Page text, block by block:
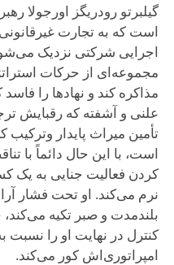
گیلبرتو رودریگز اورجولا
است که به تجارت
اجرایی شرکتی نزدیک
مجموعه‌ای از حرکات
مذاکره کند و نهادها را
علنی و آشفته که رقبایش
تأمین میراث پایدار
است، با این حال دائماً با
کردن فعالیت جنایی به یک
نرم می‌کند. او تحت فشار
بلندمدت و صبر تکیه
کنترل در نهایت او را نسبت
امپراتوری‌اش کور می‌کند.